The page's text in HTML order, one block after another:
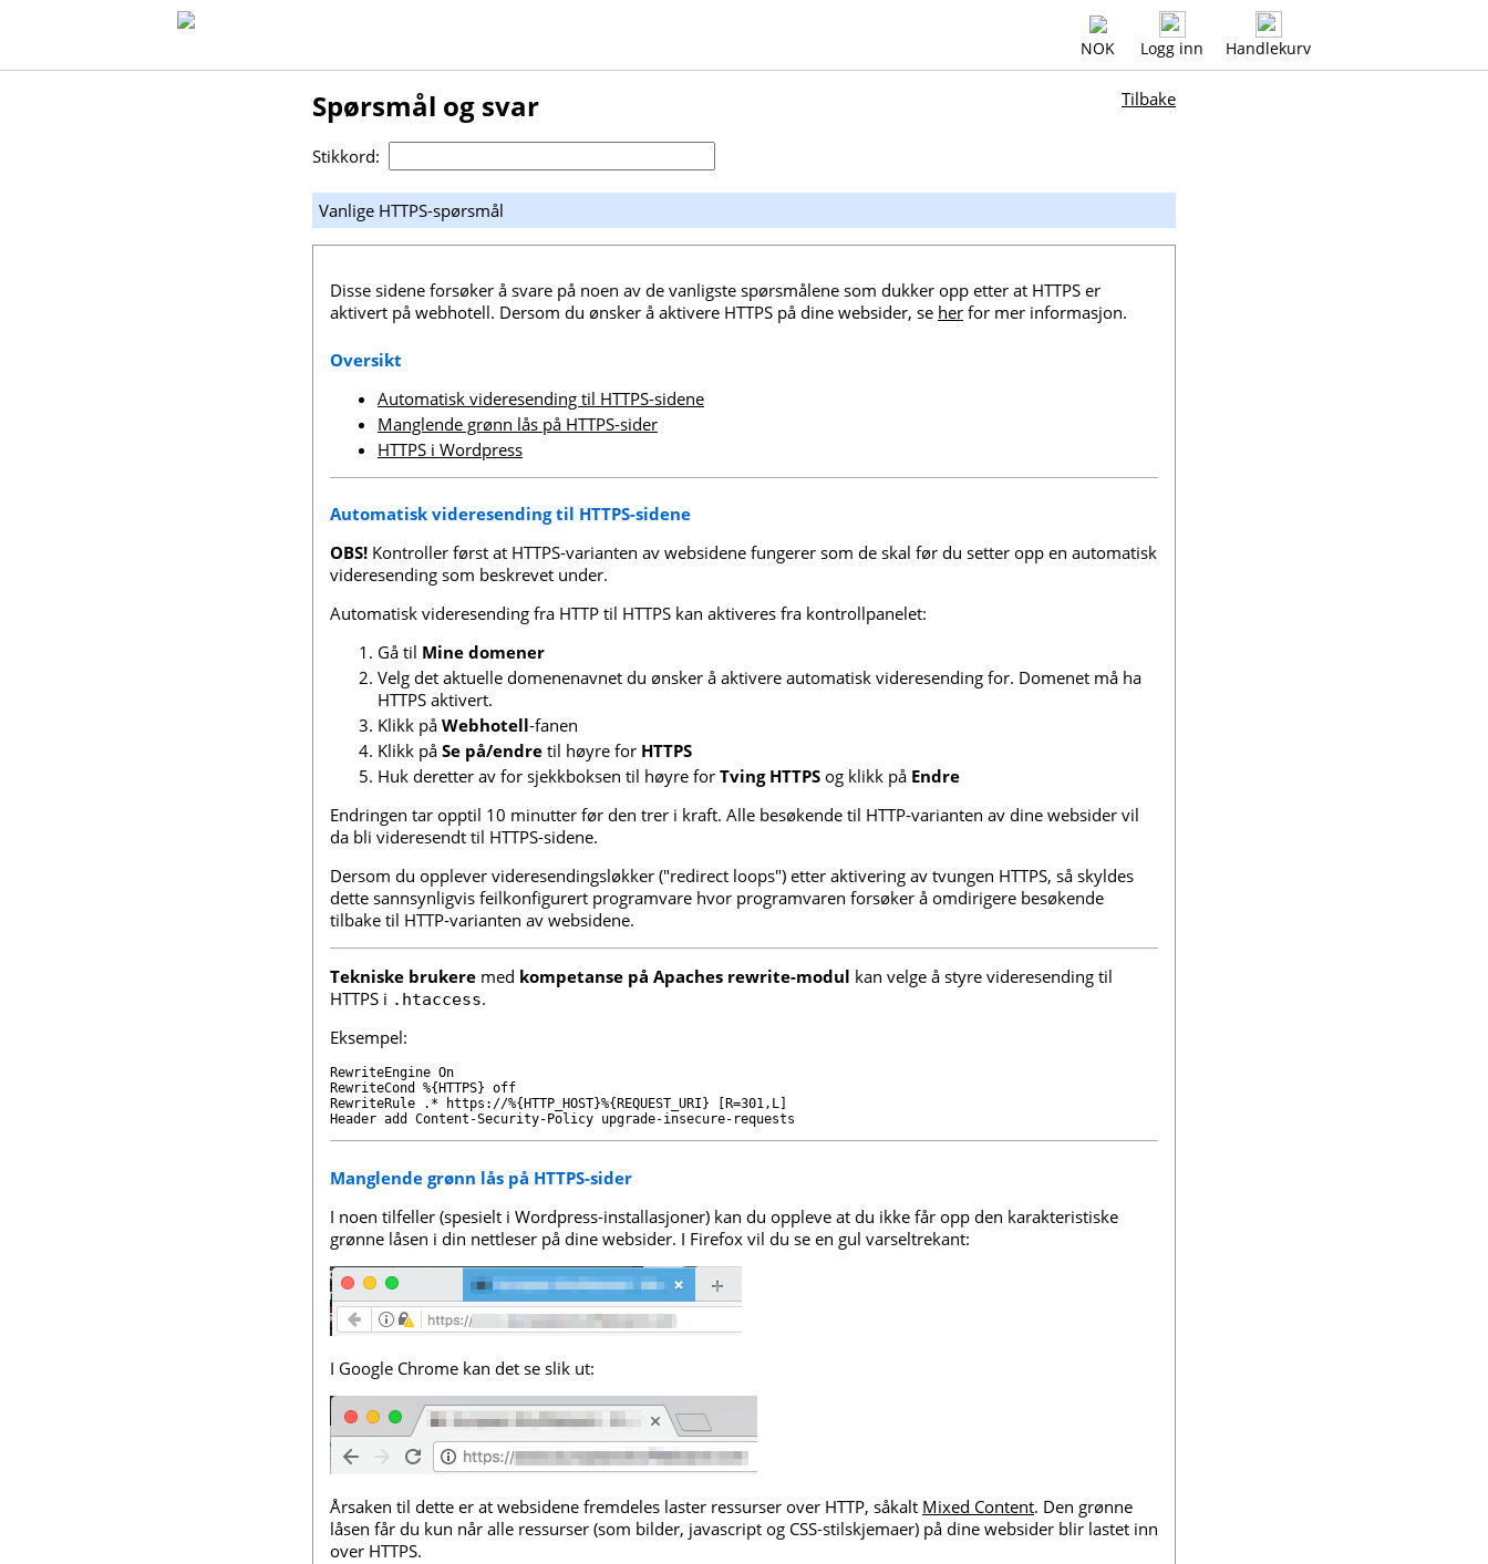
NOK Logg inn Handlekurv
Spørsmål og svar Tilbake
Stikkord:
Vanlige HTTPS-spørsmål
Disse sidene forsøker å svare på noen av de vanligste spørsmålene som dukker opp etter at HTTPS er
aktivert på webhotell. Dersom du ønsker å aktivere HTTPS på dine websider, se her for mer informasjon.
Oversikt
Automatisk videresending til HTTPS-sidene
Manglende grønn lås på HTTPS-sider
HTTPS i Wordpress
Automatisk videresending til HTTPS-sidene
OBS! Kontroller først at HTTPS-varianten av websidene fungerer som de skal før du setter opp en automatisk
videresending som beskrevet under.
Automatisk videresending fra HTTP til HTTPS kan aktiveres fra kontrollpanelet:
Gå til Mine domener
Velg det aktuelle domenenavnet du ønsker å aktivere automatisk videresending for. Domenet må ha
HTTPS aktivert.
Klikk på Webhotell-fanen
Klikk på Se på/endre til høyre for HTTPS
Huk deretter av for sjekkboksen til høyre for Tving HTTPS og klikk på Endre
Endringen tar opptil 10 minutter før den trer i kraft. Alle besøkende til HTTP-varianten av dine websider vil
da bli videresendt til HTTPS-sidene.
Dersom du opplever videresendingsløkker ("redirect loops") etter aktivering av tvungen HTTPS, så skyldes
dette sannsynligvis feilkonfigurert programvare hvor programvaren forsøker å omdirigere besøkende
tilbake til HTTP-varianten av websidene.
Tekniske brukere med kompetanse på Apaches rewrite-modul kan velge å styre videresending til
HTTPS i .htaccess.
Eksempel:
RewriteEngine On
RewriteCond %{HTTPS} off
RewriteRule .* https://%{HTTP_HOST}%{REQUEST_URI} [R=301,L]
Header add Content-Security-Policy upgrade-insecure-requests
Manglende grønn lås på HTTPS-sider
I noen tilfeller (spesielt i Wordpress-installasjoner) kan du oppleve at du ikke får opp den karakteristiske
grønne låsen i din nettleser på dine websider. I Firefox vil du se en gul varseltrekant:
I Google Chrome kan det se slik ut:
Årsaken til dette er at websidene fremdeles laster ressurser over HTTP, såkalt Mixed Content. Den grønne
låsen får du kun når alle ressurser (som bilder, javascript og CSS-stilskjemaer) på dine websider blir lastet inn
over HTTPS.